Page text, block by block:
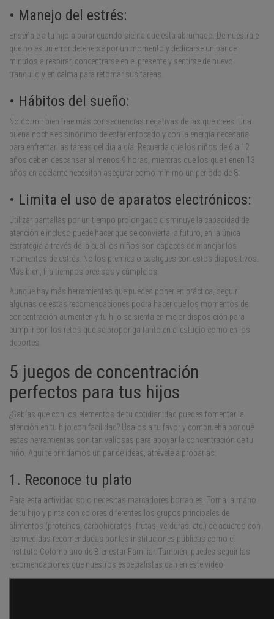
• Manejo del estrés:
Enséñale a tu hijo a parar cuando sienta que está abrumado. Demuéstrale
que no es un error detenerse por un momento y dedicarse un par de
minutos a respirar, concentrarse en el presente y sentirse de nuevo
tranquilo y en calma para retomar sus tareas.
• Hábitos del sueño:
No dormir bien trae más consecuencias negativas de las que crees. Una
buena noche es sinónimo de estar enfocado y con la energía necesaria
para enfrentar las tareas del día a día. Recuerda que los niños de 6 a 12
años deben descansar al menos 9 horas, mientras que los que tienen 13
años en adelante necesitan asegurar como mínimo un periodo de 8.
• Limita el uso de aparatos electrónicos:
Utilizar pantallas por un tiempo prolongado disminuye la capacidad de
atención e incluso puede hacer que se convierta, a futuro, en la única
estrategia a través de la cual los niños son capaces de manejar los
momentos de estrés. No los premies o castigues con estos dispositivos.
Más bien, fija tiempos precisos y cúmplelos.
Aunque hay más herramientas que puedes poner en práctica, seguir
algunas de estas recomendaciones podrá hacer que los momentos de
concentración aumenten y tu hijo se sienta en mejor disposición para
cumplir con los retos que se proponga tanto en el estudio como en los
deportes.
5 juegos de concentración
perfectos para tus hijos
¿Sabías que con los elementos de tu cotidianidad puedes fomentar la
atención en tu hijo con facilidad? Úsalos a tu favor y comprueba por qué
estas herramientas son tan valiosas para apoyar la concentración de tu
niño. Aquí te brindamos un par de ideas, atrévete a probarlas:
1. Reconoce tu plato
Para esta actividad solo necesitas marcadores borrables. Toma la mano
de tu hijo y pinta con colores diferentes los grupos principales de
alimentos (proteínas, carbohidratos, frutas, verduras, etc.) de acuerdo con
las medidas recomendadas por las instituciones públicas como el
Instituto Colombiano de Bienestar Familiar. También, puedes seguir las
recomendaciones que nuestros especialistas dan en este vídeo